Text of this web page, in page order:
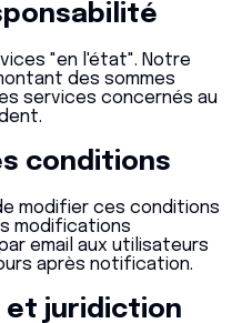
"en l'état". Notre
des sommes
services concernés au
conditions
modifier ces conditions
modifications
email aux utilisateurs
après notification.
et juridiction